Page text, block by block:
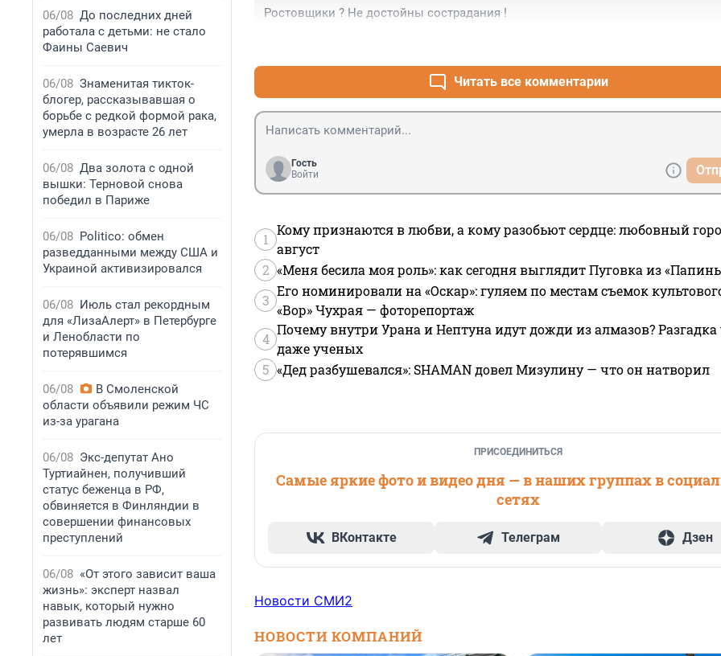
06/08 До последних дней
работала с детьми: не стало
Фаины Саевич
06/08 Знаменитая тикток-
блогер, рассказывавшая о
борьбе с редкой формой рака,
умерла в возрасте 26 лет
06/08 Два золота с одной
вышки: Терновой снова
победил в Париже
06/08 Politico: обмен
разведданными между США и
Украиной активизировался
06/08 Июль стал рекордным
для «ЛизаАлерт» в Петербурге
и Ленобласти по
потерявшимся
06/08
В Смоленской
области объявили режим ЧС
из-за урагана
06/08 Экс-депутат Ано
Туртиайнен, получивший
статус беженца в РФ,
обвиняется в Финляндии в
совершении финансовых
преступлений
06/08 «От этого зависит ваша
жизнь»: эксперт назвал
навык, который нужно
развивать людям старше 60
лет
Ростовщики ? Не достойны сострадания !
Читать все комментарии
Гость
Войти
1
Кому признаются в любви, а кому разобьют сердце: любовный
август
2 «Меня бесила моя роль»: как сегодня выглядит Пуговка из
3
Его номинировали на «Оскар»: гуляем по местам съемок
«Вор» Чухрая — фоторепортаж
4
Почему внутри Урана и Нептуна идут дожди из алмазов?
даже ученых
5 «Дед разбушевался»: SHAMAN довел Мизулину — что он натворил
ПРИСОЕДИНИТЬСЯ
Самые яркие фото и видео дня — в наших группах в
сетях
ВКонтакте Телеграм Дзен
Новости СМИ2
НОВОСТИ КОМПАНИЙ